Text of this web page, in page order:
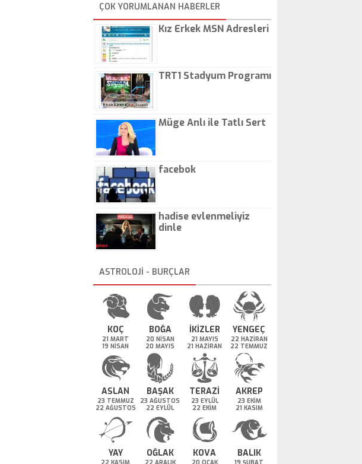
ÇOK YORUMLANAN HABERLER
Kız Erkek MSN Adresleri
TRT1 Stadyum Programı
Müge Anlı ile Tatlı Sert
facebok
hadise evlenmeliyiz
dinle
ASTROLOJİ - BURÇLAR
KOÇ
21 MART
19 NİSAN
BOĞA
20 NİSAN
20 MAYIS
İKİZLER
21 MAYIS
21 HAZİRAN
YENGEÇ
22 HAZİRAN
22 TEMMUZ
ASLAN
23 TEMMUZ
22 AĞUSTOS
BAŞAK
23 AĞUSTOS
22 EYLÜL
TERAZİ
23 EYLÜL
22 EKİM
AKREP
23 EKİM
21 KASIM
YAY OĞLAK KOVA BALIK